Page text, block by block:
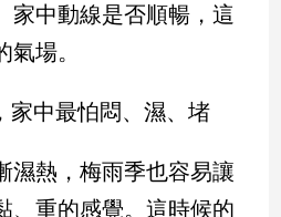
家中動線是否順暢，這
場。
家中最怕悶、濕、堵
濕熱，梅雨季也容易讓
、重的感覺。這時候的